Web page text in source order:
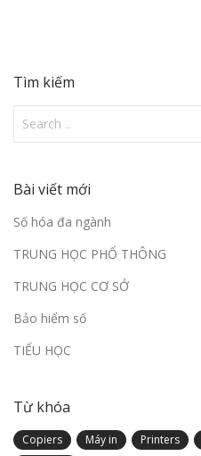
Tìm kiếm
Bài viết mới
Số hóa đa ngành
TRUNG HỌC PHỔ THÔNG
TRUNG HỌC CƠ SỞ
Bảo hiểm số
TIỂU HỌC
Từ khóa
Copiers Máy in Printers